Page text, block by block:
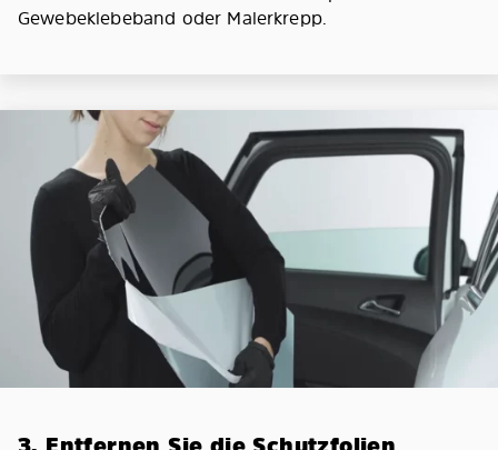
Gewebeklebeband oder Malerkrepp.